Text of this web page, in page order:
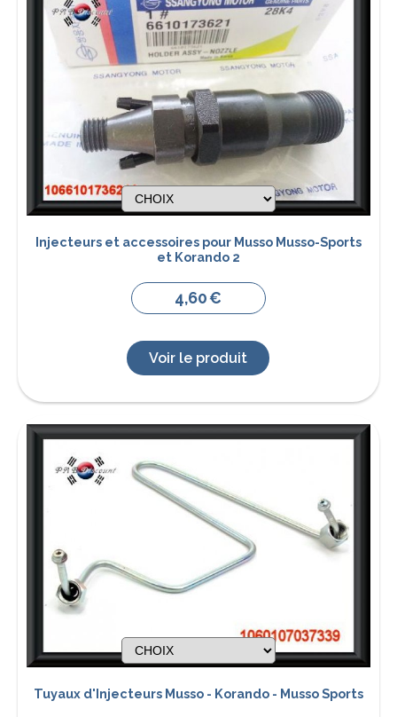
Injecteurs et accessoires pour Musso Musso-Sports
et Korando 2
4,60€
Voir le produit
Tuyaux d'Injecteurs Musso - Korando - Musso Sports